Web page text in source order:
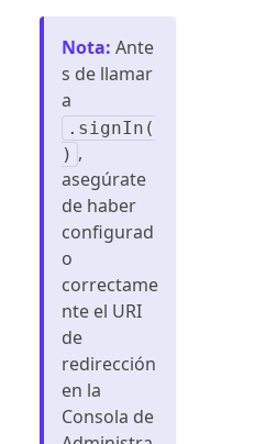
Nota: Ante
s de llamar
a
.signIn(
) ,
asegúrate
de haber
configurad
o
correctame
nte el URI
de
redirección
en la
Consola de